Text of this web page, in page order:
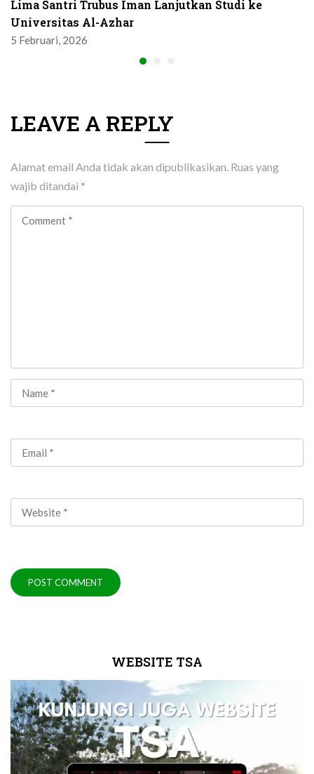
Lima Santri Trubus Iman Lanjutkan Studi ke
Universitas Al-Azhar
5 Februari, 2026
LEAVE A REPLY
Alamat email Anda tidak akan dipublikasikan. Ruas yang
wajib ditandai *
WEBSITE TSA